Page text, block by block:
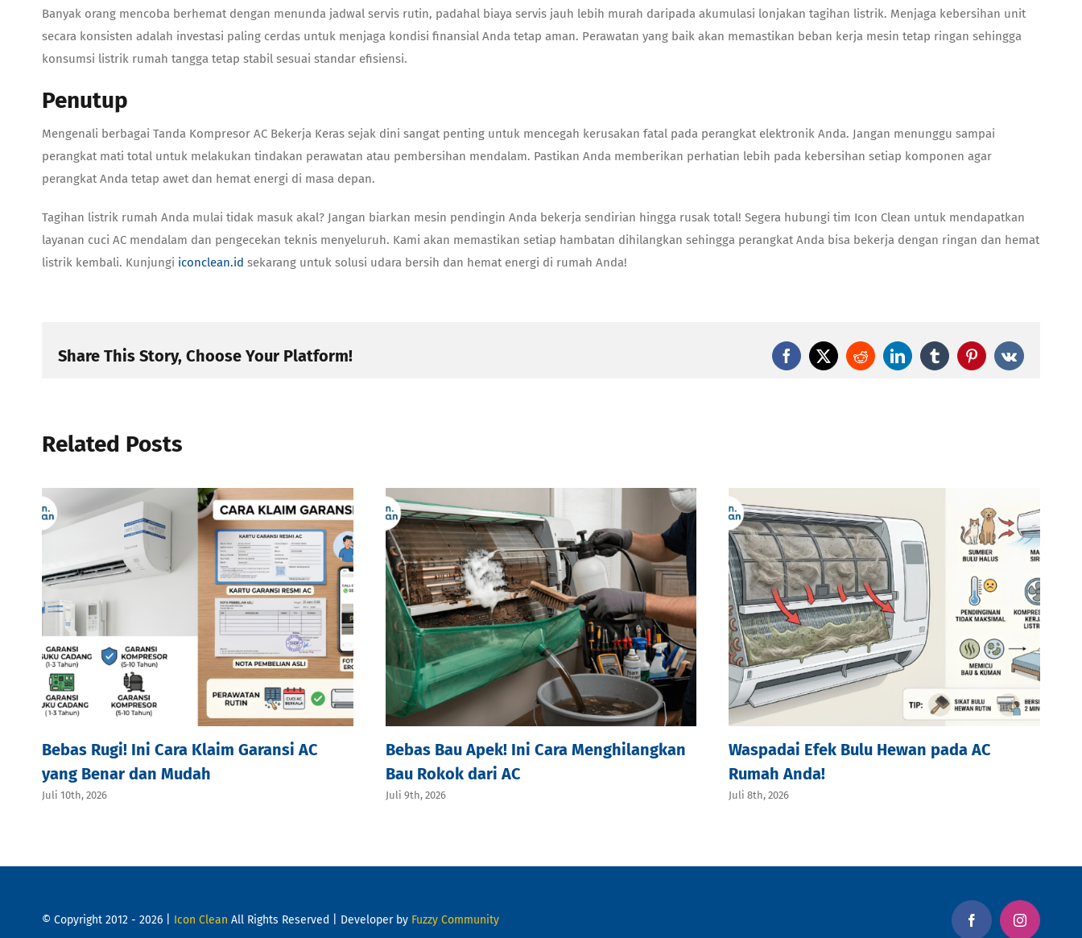
Banyak orang mencoba berhemat dengan menunda jadwal servis rutin, padahal biaya servis jauh lebih murah daripada akumulasi lonjakan tagihan listrik. Menjaga kebersihan unit
secara konsisten adalah investasi paling cerdas untuk menjaga kondisi finansial Anda tetap aman. Perawatan yang baik akan memastikan beban kerja mesin tetap ringan sehingga
konsumsi listrik rumah tangga tetap stabil sesuai standar efisiensi.
Penutup
Mengenali berbagai Tanda Kompresor AC Bekerja Keras sejak dini sangat penting untuk mencegah kerusakan fatal pada perangkat elektronik Anda. Jangan menunggu sampai
perangkat mati total untuk melakukan tindakan perawatan atau pembersihan mendalam. Pastikan Anda memberikan perhatian lebih pada kebersihan setiap komponen agar
perangkat Anda tetap awet dan hemat energi di masa depan.
Tagihan listrik rumah Anda mulai tidak masuk akal? Jangan biarkan mesin pendingin Anda bekerja sendirian hingga rusak total! Segera hubungi tim Icon Clean untuk mendapatkan
layanan cuci AC mendalam dan pengecekan teknis menyeluruh. Kami akan memastikan setiap hambatan dihilangkan sehingga perangkat Anda bisa bekerja dengan ringan dan hemat
listrik kembali. Kunjungi iconclean.id sekarang untuk solusi udara bersih dan hemat energi di rumah Anda!
Share This Story, Choose Your Platform! Facebook
X RedditLinkedInTumblrPinterest
Vk
Related Posts
Bebas Rugi! Ini Cara Klaim Garansi AC
yang Benar dan Mudah
Juli 10th, 2026
Bebas Bau Apek! Ini Cara Menghilangkan
Bau Rokok dari AC
Juli 9th, 2026
Waspadai Efek Bulu Hewan pada AC
Rumah Anda!
Juli 8th, 2026
© Copyright 2012 - 2026 | Icon Clean All Rights Reserved | Developer by Fuzzy Community